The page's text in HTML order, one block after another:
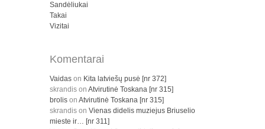
Sandėliukai
Takai
Vizitai
Komentarai
Vaidas on Kita latviešų pusė [nr 372]
skrandis on Atvirutinė Toskana [nr 315]
brolis on Atvirutinė Toskana [nr 315]
skrandis on Vienas didelis muziejus Briuselio
mieste ir… [nr 311]